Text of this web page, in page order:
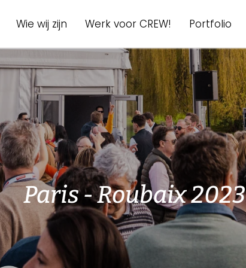
Wie wij zijn Werk voor CREW! Portfolio
Paris - Roubaix 2023